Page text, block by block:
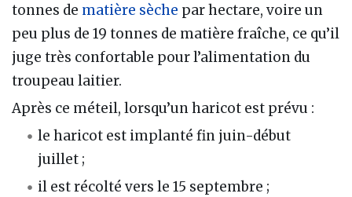
tonnes de matière sèche par hectare, voire un
peu plus de 19 tonnes de matière fraîche, ce qu’il
juge très confortable pour l’alimentation du
troupeau laitier.
Après ce méteil, lorsqu’un haricot est prévu :
le haricot est implanté fin juin-début
juillet ;
il est récolté vers le 15 septembre ;